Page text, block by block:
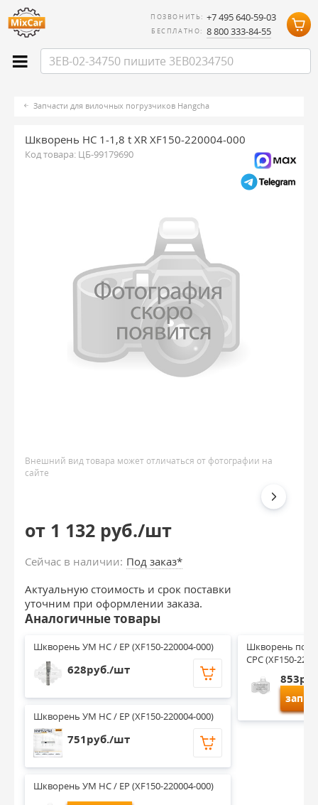
ПОЗВОНИТЬ: +7 495 640-59-03
БЕСПЛАТНО: 8 800 333-84-55
Запчасти для вилочных погрузчиков Hangcha
Шкворень HC 1-1,8 t XR XF150-220004-000
Код товара: ЦБ-99179690
Внешний вид товара может отличаться от фотографии на
сайте
от 1 132 руб./шт
Сейчас в наличии: Под заказ*
Актуальную стоимость и срок поставки
уточним при оформлении заказа.
Аналогичные товары
Шкворень УМ HC / EP (XF150-220004-000)
628руб./шт
Шкворень УМ HC / EP (XF150-220004-000)
751руб./шт
Шкворень УМ HC / EP (XF150-220004-000)
Шкворень
CPC (XF150-